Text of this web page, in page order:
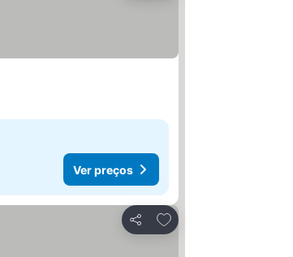
Ver preços
Partilhar
Adicionar aos favoritos